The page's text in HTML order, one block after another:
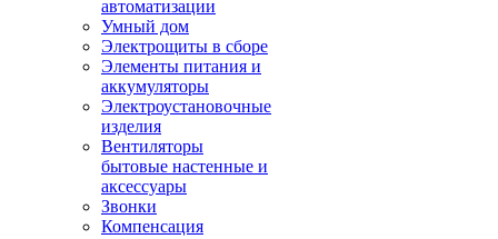
автоматизации
Умный дом
Электрощиты в сборе
Элементы питания и
аккумуляторы
Электроустановочные
изделия
Вентиляторы
бытовые настенные и
аксессуары
Звонки
Компенсация